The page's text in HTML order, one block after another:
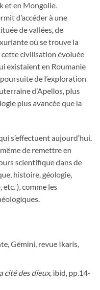
et en Mongolie.
d’accéder à une
de vallées, de
où se trouve la
cette civilisation évoluée
existaient en Roumanie
de l’exploration
d’Apellos, plus
plus avancée que la
s’effectuent aujourd’hui,
de remettre en
scientifique dans de
histoire, géologie,
), comme les
Gémini, revue Ikaris,
cité des dieux, ibid, pp.14-